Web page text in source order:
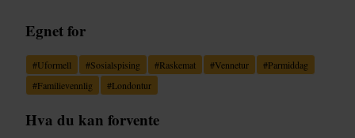
Egnet for
#Uformell #Sosialspising #Raskemat #Vennetur #Parmiddag
#Familievennlig #Londontur
Hva du kan forvente